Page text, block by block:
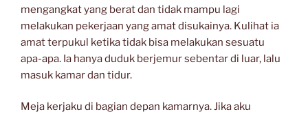
mengangkat yang berat dan tidak mampu lagi
melakukan pekerjaan yang amat disukainya. Kulihat ia
amat terpukul ketika tidak bisa melakukan sesuatu
apa-apa. Ia hanya duduk berjemur sebentar di luar, lalu
masuk kamar dan tidur.
Meja kerjaku di bagian depan kamarnya. Jika aku